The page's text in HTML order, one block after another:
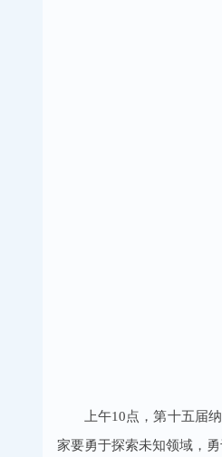
上午10点，第十五届
家要勇于探索未知领域，